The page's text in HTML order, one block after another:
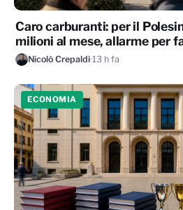
Caro carburanti: per il
milioni al mese, allarme per
Nicolò Crepaldi·13 h fa
ECONOMIA